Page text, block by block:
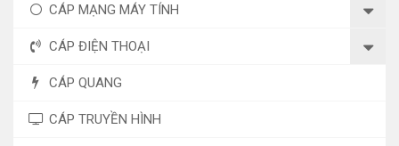
CÁP MẠNG MÁY TÍNH
CÁP ĐIỆN THOẠI
CÁP QUANG
CÁP TRUYỀN HÌNH